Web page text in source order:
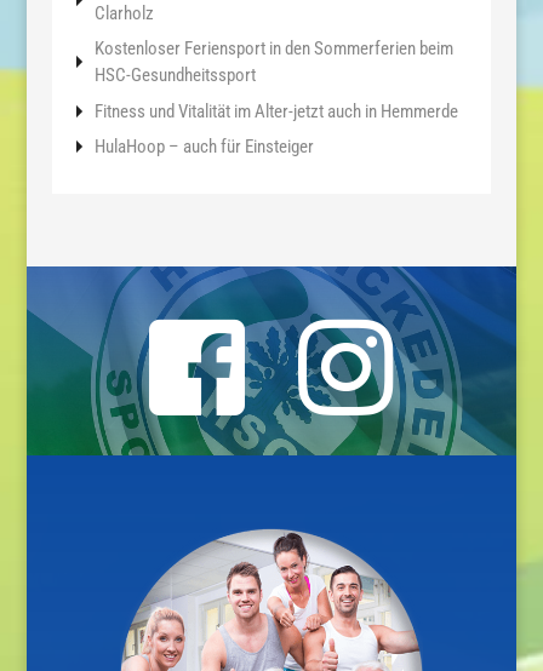
Clarholz
Kostenloser Feriensport in den Sommerferien beim
HSC-Gesundheitssport
Fitness und Vitalität im Alter-jetzt auch in Hemmerde
HulaHoop – auch für Einsteiger